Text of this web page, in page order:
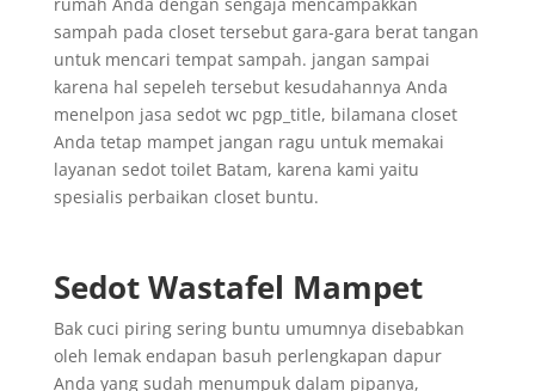
sampah pada closet tersebut gara-gara berat tangan
untuk mencari tempat sampah. jangan sampai
karena hal sepeleh tersebut kesudahannya Anda
menelpon jasa sedot wc pgp_title, bilamana closet
Anda tetap mampet jangan ragu untuk memakai
layanan sedot toilet Batam, karena kami yaitu
spesialis perbaikan closet buntu.
Sedot Wastafel Mampet
Bak cuci piring sering buntu umumnya disebabkan
oleh lemak endapan basuh perlengkapan dapur
Anda yang sudah menumpuk dalam pipanya,